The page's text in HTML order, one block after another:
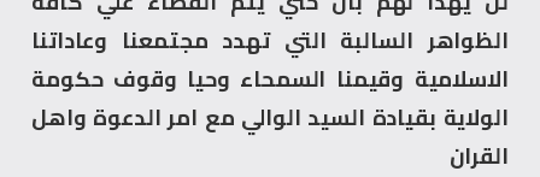
الظواهر السالبة التي تهدد مجتمعنا وعاداتنا
الاسلامية وقيمنا السمحاء وحيا وقوف حكومة
الولاية بقيادة السيد الوالي مع امر الدعوة واهل
القران